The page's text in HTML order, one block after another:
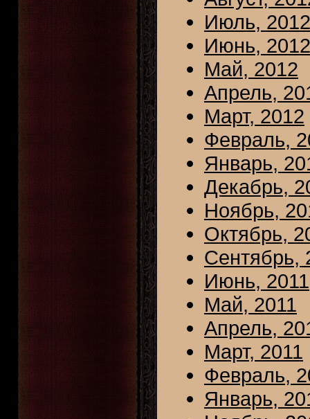
Июль, 2012
Июнь, 2012
Май, 2012
Апрель,
Март, 2012
Февраль,
Январь,
Декабрь,
Ноябрь,
Октябрь,
Сентябрь,
Июнь, 2011
Май, 2011
Апрель,
Март, 2011
Февраль,
Январь,